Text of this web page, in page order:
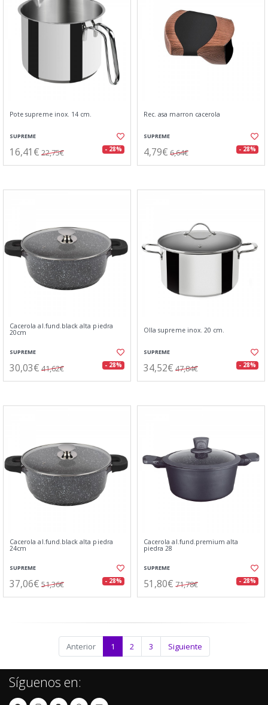
Pote supreme inox. 14 cm.
SUPREME
16,41€ 22,75€ - 28%
Rec. asa marron cacerola
SUPREME
4,79€ 6,64€ - 28%
Cacerola al.fund.black alta piedra
20cm
SUPREME
30,03€ 41,62€ - 28%
Olla supreme inox. 20 cm.
SUPREME
34,52€ 47,84€ - 28%
Cacerola al.fund.black alta piedra
24cm
SUPREME
37,06€ 51,36€ - 28%
Cacerola al.fund.premium alta
piedra 28
SUPREME
51,80€ 71,78€ - 28%
Anterior 1 2 3 Siguiente
Síguenos en: